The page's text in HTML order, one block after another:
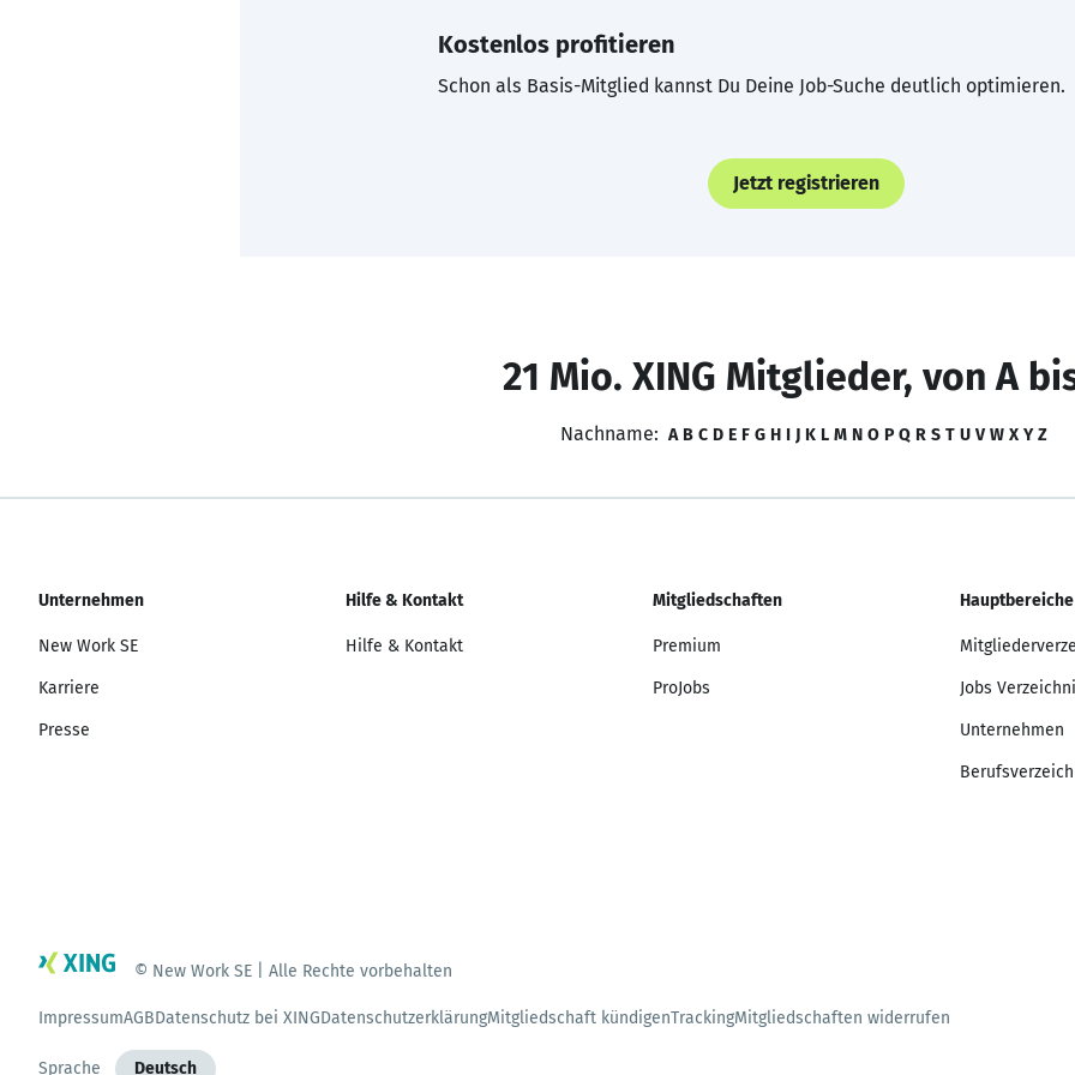
Kostenlos profitieren
Schon als Basis-Mitglied kannst Du Deine Job-Suche deutlich optimieren.
Jetzt registrieren
21 Mio. XING Mitglieder, von A
Nachname: A B C D E F G H I J K L M N O P Q R S T U V W X Y Z
Unternehmen
New Work SE
Karriere
Presse
Hilfe & Kontakt
Hilfe & Kontakt
Mitgliedschaften
Premium
ProJobs
Hauptbereiche
Jobs
Unternehmen
© New Work SE | Alle Rechte vorbehalten
ImpressumAGBDatenschutz bei XINGDatenschutzerklärungMitgliedschaft kündigenTrackingMitgliedschaften widerrufen
Sprache Deutsch